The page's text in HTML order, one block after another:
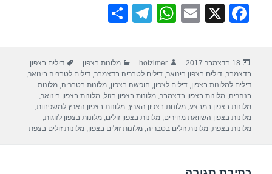
F
e
b
o
o
X
E
W
s
A
p
p
T
gr
a
m
e
פורסם
בתאריך
18 בדצמבר 2017 מחבר
hotzimer קטגוריות
מלונות בצפון תגיות
דילים בצפון
בדצמבר,דילים בצפון בינואר,דילים לטבריה בדצמבר,דילים לטבריה בינואר,
דילים למלונות בצפון,דילים לצפון, חופשה בצפון,מלונות בטבריה,מלונות
בנהריה,מלונות בצפון בדצמבר,מלונות בצפון בזול,מלונות בצפון בינואר,
מלונות בצפון במבצע,מלונות בצפון הארץ,מלונות בצפון הארץ למשפחות,
מלונות בצפון השוואת מחירים,מלונות בצפון זולים,מלונות בצפון לזוגות,
מלונות בצפת,מלונות זולים בטבריה,מלונות זולים בצפון,מלונות זולים בצפת